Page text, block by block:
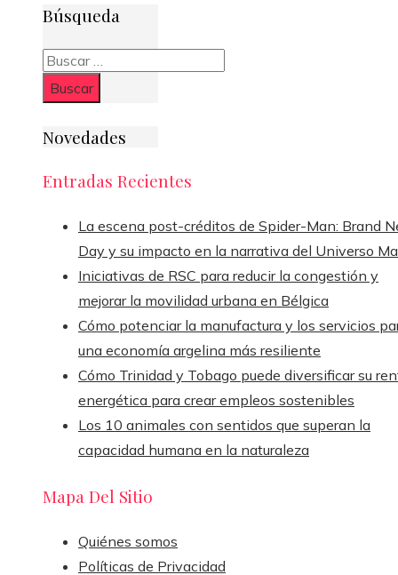
Búsqueda
Buscar:
Novedades
Entradas Recientes
La escena post-créditos de Spider-Man: Brand
Day y su impacto en la narrativa del Universo
Iniciativas de RSC para reducir la congestión y
mejorar la movilidad urbana en Bélgica
Cómo potenciar la manufactura y los servicios
una economía argelina más resiliente
Cómo Trinidad y Tobago puede diversificar su
energética para crear empleos sostenibles
Los 10 animales con sentidos que superan la
capacidad humana en la naturaleza
Mapa Del Sitio
Quiénes somos
Políticas de Privacidad